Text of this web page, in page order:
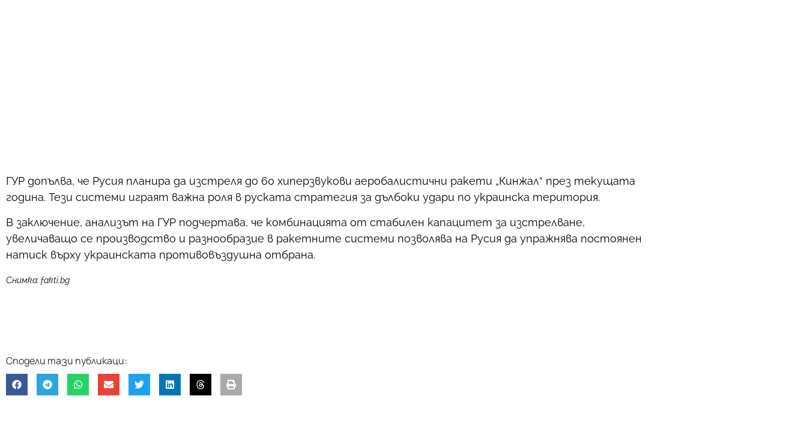
ГУР допълва, че Русия планира да изстреля до 60 хиперзвукови аеробалистични ракети „Кинжал“ през текущата
година. Тези системи играят важна роля в руската стратегия за дълбоки удари по украинска територия.
В заключение, анализът на ГУР подчертава, че комбинацията от стабилен капацитет за изстрелване,
увеличаващо се производство и разнообразие в ракетните системи позволява на Русия да упражнява постоянен
натиск върху украинската противовъздушна отбрана.
Снимка: fakti.bg